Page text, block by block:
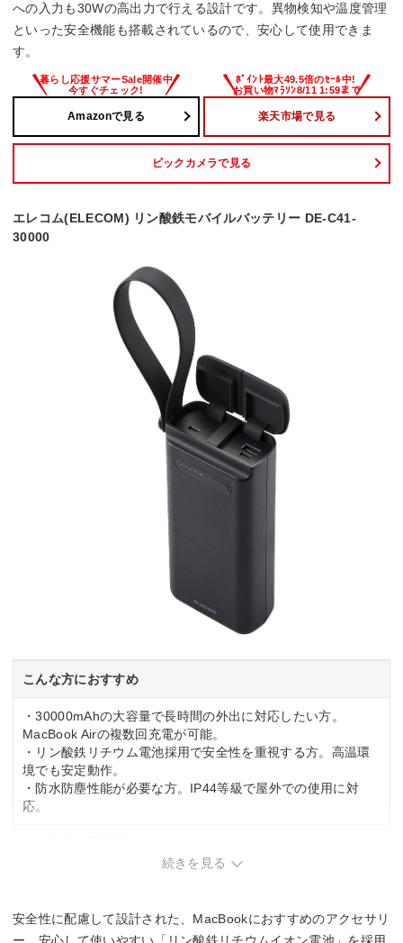
への入力も30Wの高出力で行える設計です。異物検知や温度管理
といった安全機能も搭載されているので、安心して使用できま
す。
Amazonで見る 楽天市場で見る
ビックカメラで見る
エレコム(ELECOM) リン酸鉄モバイルバッテリー DE-C41-
30000
こんな方におすすめ
・30000mAhの大容量で長時間の外出に対応したい方。
MacBook Airの複数回充電が可能。
・リン酸鉄リチウム電池採用で安全性を重視する方。高温環
境でも安定動作。
・防水防塵性能が必要な方。IP44等級で屋外での使用に対
応。
・軽量性を重視する方。容量に応じた重量がある。
続きを見る
安全性に配慮して設計された、MacBookにおすすめのアクセサリ
ー。安心して使いやすい「リン酸鉄リチウムイオン電池」を採用